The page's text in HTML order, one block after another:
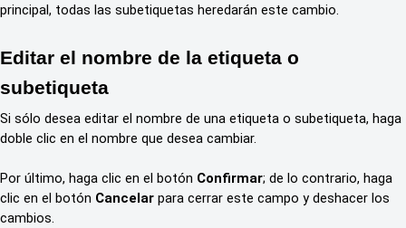
principal, todas las subetiquetas heredarán este cambio.
Editar el nombre de la etiqueta o
subetiqueta
Si sólo desea editar el nombre de una etiqueta o subetiqueta, haga
doble clic en el nombre que desea cambiar.
Por último, haga clic en el botón Confirmar; de lo contrario, haga
clic en el botón Cancelar para cerrar este campo y deshacer los
cambios.